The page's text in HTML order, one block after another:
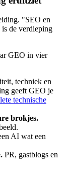
"SEO en
de verdieping
GEO in vier
techniek en
geeft GEO je
technische
brokjes.
AI wat een
PR, gastblogs en